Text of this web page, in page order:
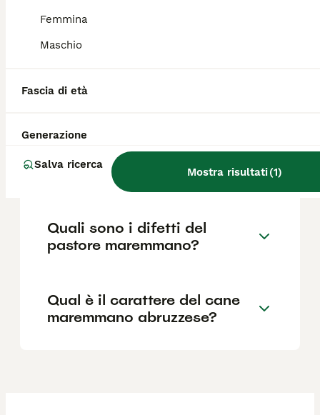
Femmina
Maschio
Fascia di età
Generazione
Salva ricerca
Mostra risultati(1)
reputazione dell'allevatore e la posizione.
pastore maremmano e il
pastore abruzzese?
Chi è più forte, il lupo o il
pastore maremmano?
Quali sono i difetti del
pastore maremmano?
Qual è il carattere del cane
maremmano abruzzese?